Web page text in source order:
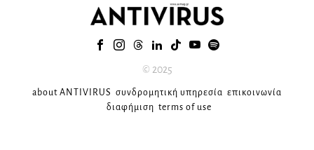
© 2025
about ANTIVIRUS συνδρομητική υπηρεσία επικοινωνία
διαφήμιση terms of use